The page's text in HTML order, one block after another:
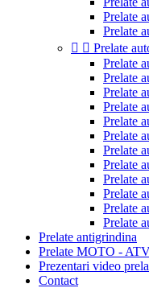
Prelate
Prelate
  Prelate
Prelate
Prelate
Prelate
Prelate
Prelate
Prelate
Prelate
Prelate
Prelate
Prelate
Prelate
Prelate
Prelate antigrindina
Prelate MOTO -
Prezentari video
Contact